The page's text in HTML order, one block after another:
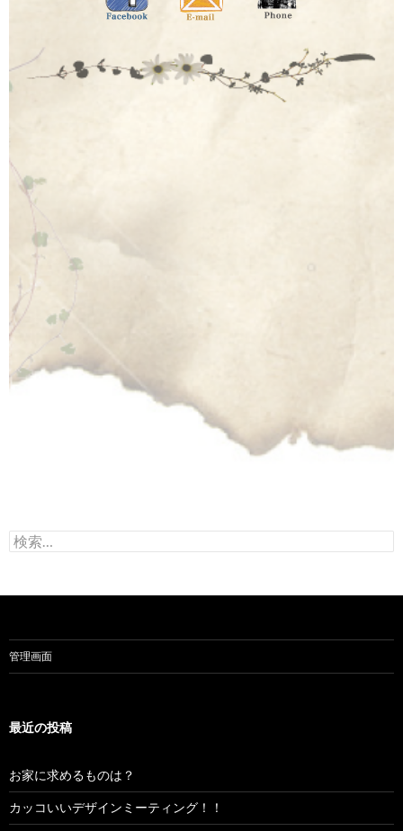
検
索:
管理画面
最近の投稿
お家に求めるものは？
カッコいいデザインミーティング！！